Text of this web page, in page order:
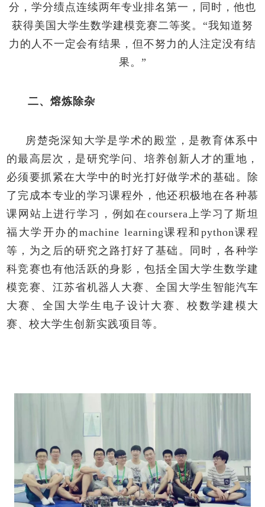
分，学分绩点连续两年专业排名第一，同时，他也
获得美国大学生数学建模竞赛二等奖。“我知道努
力的人不一定会有结果，但不努力的人注定没有结
果。”
二、熔炼除杂
房楚尧深知大学是学术的殿堂，是教育体系中
的最高层次，是研究学问、培养创新人才的重地，
必须要抓紧在大学中的时光打好做学术的基础。除
了完成本专业的学习课程外，他还积极地在各种慕
课网站上进行学习，例如在coursera 上学习了斯坦
福大学开办的machine learning课程和 python课程
等，为之后的研究之路打好了基础。同时，各种学
科竞赛也有他活跃的身影，包括全国大学生数学建
模竞赛、江苏省机器人大赛、全国大学生智能汽车
大赛、全国大学生电子设计大赛、校数学建模大
赛、校大学生创新实践项目等。